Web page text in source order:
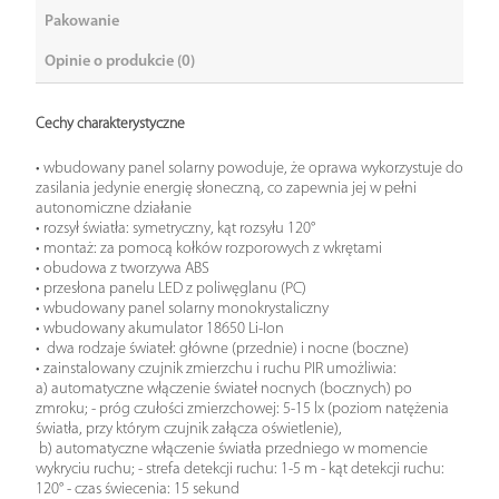
Pakowanie
Opinie o produkcie (0)
Cechy charakterystyczne
• wbudowany panel solarny powoduje, że oprawa wykorzystuje do
zasilania jedynie energię słoneczną, co zapewnia jej w pełni
autonomiczne działanie
• rozsył światła: symetryczny, kąt rozsyłu 120°
• montaż: za pomocą kołków rozporowych z wkrętami
• obudowa z tworzywa ABS
• przesłona panelu LED z poliwęglanu (PC)
• wbudowany panel solarny monokrystaliczny
• wbudowany akumulator 18650 Li-Ion
• dwa rodzaje świateł: główne (przednie) i nocne (boczne)
• zainstalowany czujnik zmierzchu i ruchu PIR umożliwia:
a) automatyczne włączenie świateł nocnych (bocznych) po
zmroku; - próg czułości zmierzchowej: 5-15 lx (poziom natężenia
światła, przy którym czujnik załącza oświetlenie),
b) automatyczne włączenie światła przedniego w momencie
wykryciu ruchu; - strefa detekcji ruchu: 1-5 m - kąt detekcji ruchu:
120° - czas świecenia: 15 sekund